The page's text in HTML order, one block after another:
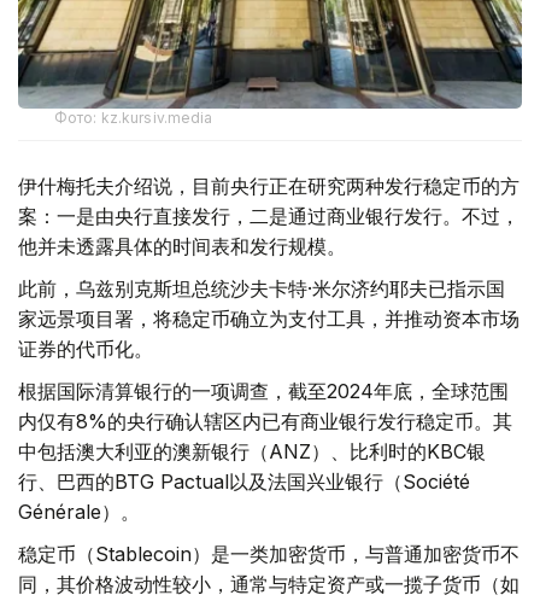
Фото: kz.kursiv.media
伊什梅托夫介绍说，目前央行正在研究两种发行稳定币的方
案：一是由央行直接发行，二是通过商业银行发行。不过，
他并未透露具体的时间表和发行规模。
此前，乌兹别克斯坦总统沙夫卡特·米尔济约耶夫已指示国
家远景项目署，将稳定币确立为支付工具，并推动资本市场
证券的代币化。
根据国际清算银行的一项调查，截至2024年底，全球范围
内仅有8%的央行确认辖区内已有商业银行发行稳定币。其
中包括澳大利亚的澳新银行（ANZ）、比利时的KBC银
行、巴西的BTG Pactual以及法国兴业银行（Société
Générale）。
稳定币（Stablecoin）是一类加密货币，与普通加密货币不
同，其价格波动性较小，通常与特定资产或一揽子货币（如